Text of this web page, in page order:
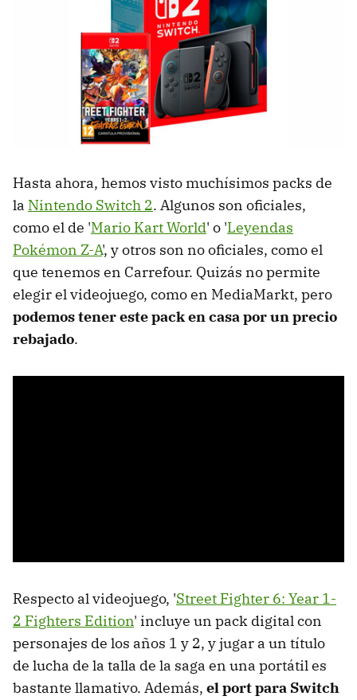
Hasta ahora, hemos visto muchísimos packs de
la Nintendo Switch 2. Algunos son oficiales,
como el de 'Mario Kart World' o 'Leyendas
Pokémon Z-A', y otros son no oficiales, como el
que tenemos en Carrefour. Quizás no permite
elegir el videojuego, como en MediaMarkt, pero
podemos tener este pack en casa por un precio
rebajado.
Respecto al videojuego, 'Street Fighter 6: Year 1-
2 Fighters Edition' incluye un pack digital con
personajes de los años 1 y 2, y jugar a un título
de lucha de la talla de la saga en una portátil es
bastante llamativo. Además, el port para Switch